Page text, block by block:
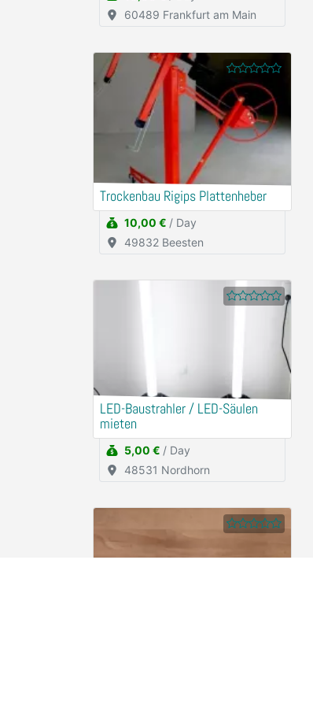
60489 Frankfurt am Main
Trockenbau Rigips Plattenheber
10,00 € / Day
49832 Beesten
LED-Baustrahler / LED-Säulen
mieten
5,00 € / Day
48531 Nordhorn